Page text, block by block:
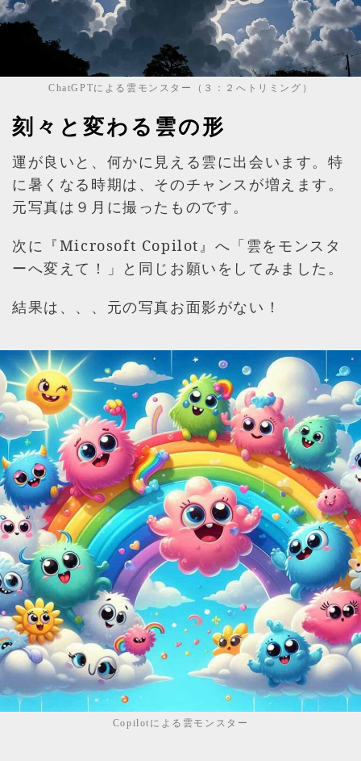
ChatGPTによる雲モンスター（３：２へトリミング）
刻々と変わる雲の形
運が良いと、何かに見える雲に出会います。特
に暑くなる時期は、そのチャンスが増えます。
元写真は９月に撮ったものです。
次に『Microsoft Copilot』へ「雲をモンスタ
ーへ変えて！」と同じお願いをしてみました。
結果は、、、元の写真お面影がない！
Copilotによる雲モンスター